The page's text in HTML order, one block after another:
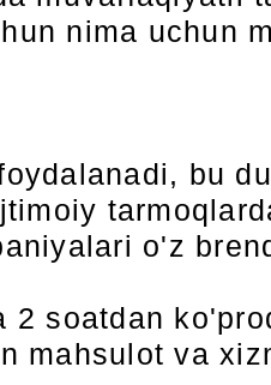
nima uchun
bu
o'z
soatdan
mahsulot va